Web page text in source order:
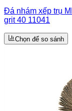
Đá nhám xếp trụ
grit 40 11041
Chọn để so sánh